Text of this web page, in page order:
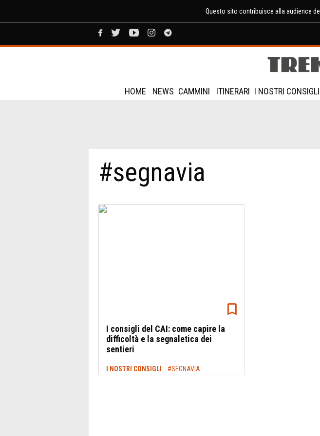
Questo sito contribuisce alla audience de
HOME NEWS CAMMINI ITINERARI I NOSTRI CONSIGLI
#segnavia
I consigli del CAI: come capire la
difficoltà e la segnaletica dei
sentieri
I NOSTRI CONSIGLI #SEGNAVIA